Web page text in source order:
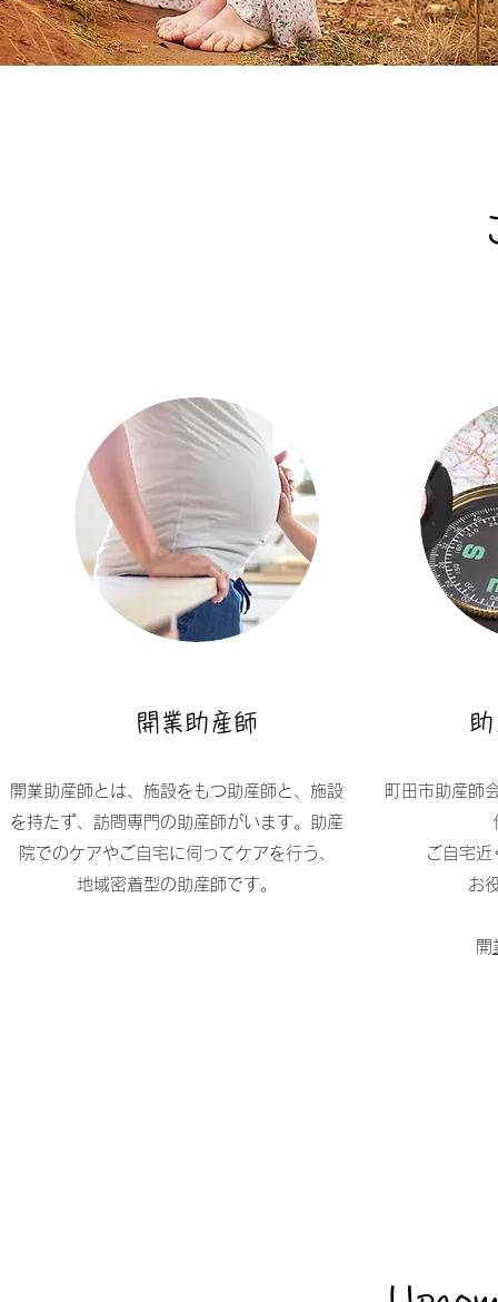
開業助産師
​​開業助産師とは、施設をもつ助産師と、施設
を持たず、訪問専門の助産師がいます。助産
院でのケアやご自宅に伺ってケアを行う、
地域密着型の助産師です。
町田市助産師
ご自宅近
お
開